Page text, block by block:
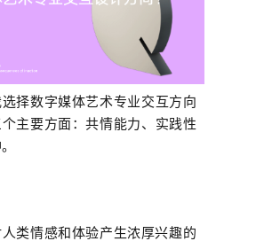
选择数字媒体艺术专业交互方向
主要方面：共情能力、实践性
类情感和体验产生浓厚兴趣的